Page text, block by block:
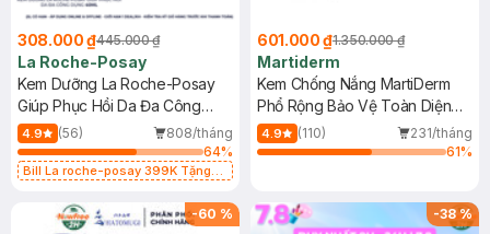
308.000 ₫445.000 ₫
La Roche-Posay
Kem Dưỡng La Roche-Posay
Giúp Phục Hồi Da Đa Công
Dụng 40ml
4.9 (56)
808/tháng
64%
Bill La roche-posay 399K Tặng
(SL có hạn)
601.000 ₫1.350.000 ₫
Martiderm
Kem Chống Nắng MartiDerm
Phổ Rộng Bảo Vệ Toàn Diện
40ml
4.9 (110)
231/tháng
61%
-60 % -38%